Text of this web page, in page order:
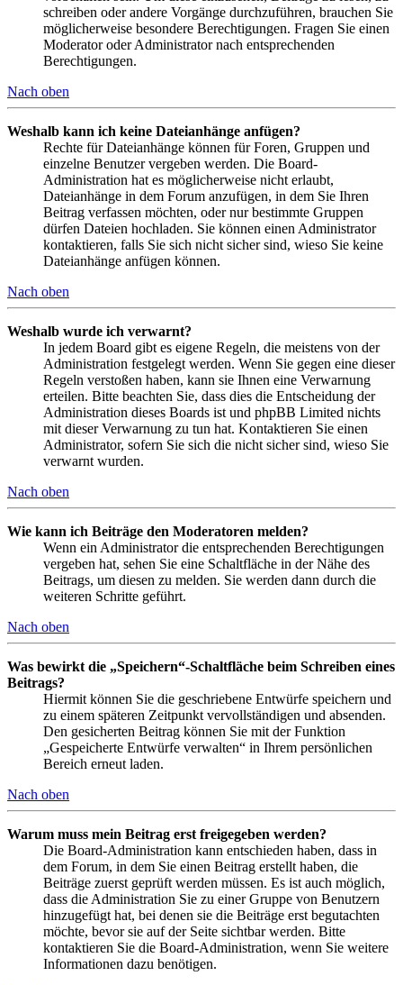
schreiben oder andere Vorgänge durchzuführen, brauchen Sie
möglicherweise besondere Berechtigungen. Fragen Sie einen
Moderator oder Administrator nach entsprechenden
Berechtigungen.
Nach oben
Weshalb kann ich keine Dateianhänge anfügen?
Rechte für Dateianhänge können für Foren, Gruppen und
einzelne Benutzer vergeben werden. Die Board-
Administration hat es möglicherweise nicht erlaubt,
Dateianhänge in dem Forum anzufügen, in dem Sie Ihren
Beitrag verfassen möchten, oder nur bestimmte Gruppen
dürfen Dateien hochladen. Sie können einen Administrator
kontaktieren, falls Sie sich nicht sicher sind, wieso Sie keine
Dateianhänge anfügen können.
Nach oben
Weshalb wurde ich verwarnt?
In jedem Board gibt es eigene Regeln, die meistens von der
Administration festgelegt werden. Wenn Sie gegen eine dieser
Regeln verstoßen haben, kann sie Ihnen eine Verwarnung
erteilen. Bitte beachten Sie, dass dies die Entscheidung der
Administration dieses Boards ist und phpBB Limited nichts
mit dieser Verwarnung zu tun hat. Kontaktieren Sie einen
Administrator, sofern Sie sich die nicht sicher sind, wieso Sie
verwarnt wurden.
Nach oben
Wie kann ich Beiträge den Moderatoren melden?
Wenn ein Administrator die entsprechenden Berechtigungen
vergeben hat, sehen Sie eine Schaltfläche in der Nähe des
Beitrags, um diesen zu melden. Sie werden dann durch die
weiteren Schritte geführt.
Nach oben
Was bewirkt die „Speichern“-Schaltfläche beim Schreiben eines
Beitrags?
Hiermit können Sie die geschriebene Entwürfe speichern und
zu einem späteren Zeitpunkt vervollständigen und absenden.
Den gesicherten Beitrag können Sie mit der Funktion
„Gespeicherte Entwürfe verwalten“ in Ihrem persönlichen
Bereich erneut laden.
Nach oben
Warum muss mein Beitrag erst freigegeben werden?
Die Board-Administration kann entschieden haben, dass in
dem Forum, in dem Sie einen Beitrag erstellt haben, die
Beiträge zuerst geprüft werden müssen. Es ist auch möglich,
dass die Administration Sie zu einer Gruppe von Benutzern
hinzugefügt hat, bei denen sie die Beiträge erst begutachten
möchte, bevor sie auf der Seite sichtbar werden. Bitte
kontaktieren Sie die Board-Administration, wenn Sie weitere
Informationen dazu benötigen.